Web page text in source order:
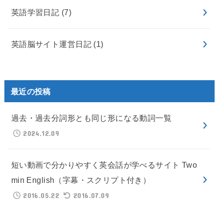
英語学習日記 (7)
英語脳サイト運営日記 (1)
最近の投稿
過去・過去分詞形とも同じ形になる動詞一覧
2024.12.09
短い動画で分かりやすく英会話が学べるサイト Two
min English（字幕・スクリプト付き）
2016.05.22
2016.07.09